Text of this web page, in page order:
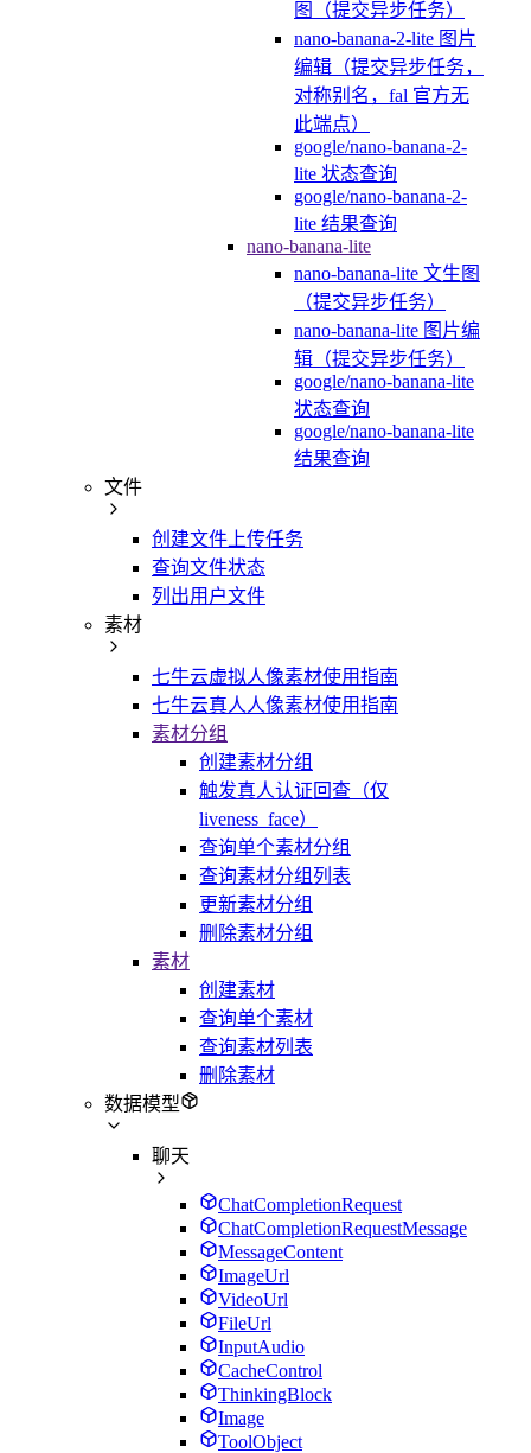
图（提交异步任务）
nano-banana-2-lite 图片
编辑（提交异步任务，
对称别名，fal 官方无
此端点）
google/nano-banana-2-
lite 状态查询
google/nano-banana-2-
lite 结果查询
nano-banana-lite
nano-banana-lite 文生图
（提交异步任务）
nano-banana-lite 图片编
辑（提交异步任务）
google/nano-banana-lite
状态查询
google/nano-banana-lite
结果查询
文件
创建文件上传任务
查询文件状态
列出用户文件
素材
七牛云虚拟人像素材使用指南
七牛云真人人像素材使用指南
素材分组
创建素材分组
触发真人认证回查（仅
liveness_face）
查询单个素材分组
查询素材分组列表
更新素材分组
删除素材分组
素材
创建素材
查询单个素材
查询素材列表
删除素材
数据模型
聊天
ChatCompletionRequest
ChatCompletionRequestMessage
MessageContent
ImageUrl
VideoUrl
FileUrl
InputAudio
CacheControl
ThinkingBlock
Image
ToolObject